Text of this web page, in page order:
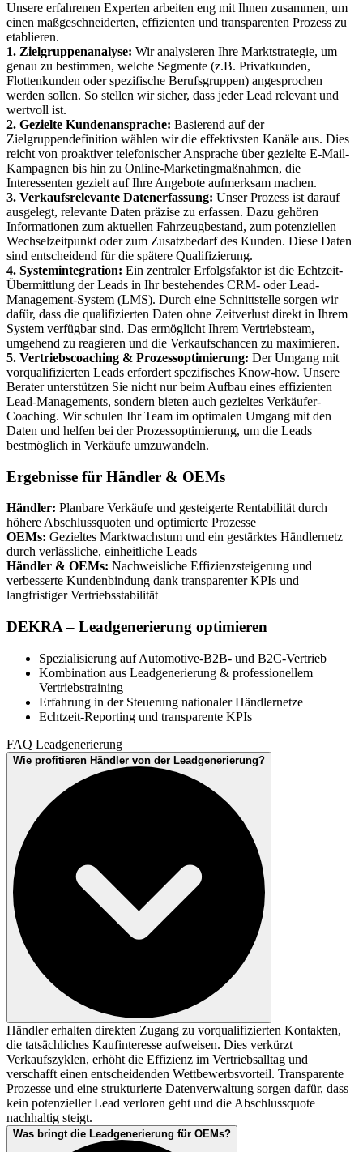
Unsere erfahrenen Experten arbeiten eng mit Ihnen zusammen, um
einen maßgeschneiderten, effizienten und transparenten Prozess zu
etablieren.
1. Zielgruppenanalyse: Wir analysieren Ihre Marktstrategie, um
genau zu bestimmen, welche Segmente (z.B. Privatkunden,
Flottenkunden oder spezifische Berufsgruppen) angesprochen
werden sollen. So stellen wir sicher, dass jeder Lead relevant und
wertvoll ist.
2. Gezielte Kundenansprache: Basierend auf der
Zielgruppendefinition wählen wir die effektivsten Kanäle aus. Dies
reicht von proaktiver telefonischer Ansprache über gezielte E-Mail-
Kampagnen bis hin zu Online-Marketingmaßnahmen, die
Interessenten gezielt auf Ihre Angebote aufmerksam machen.
3. Verkaufsrelevante Datenerfassung: Unser Prozess ist darauf
ausgelegt, relevante Daten präzise zu erfassen. Dazu gehören
Informationen zum aktuellen Fahrzeugbestand, zum potenziellen
Wechselzeitpunkt oder zum Zusatzbedarf des Kunden. Diese Daten
sind entscheidend für die spätere Qualifizierung.
4. Systemintegration: Ein zentraler Erfolgsfaktor ist die Echtzeit-
Übermittlung der Leads in Ihr bestehendes CRM- oder Lead-
Management-System (LMS). Durch eine Schnittstelle sorgen wir
dafür, dass die qualifizierten Daten ohne Zeitverlust direkt in Ihrem
System verfügbar sind. Das ermöglicht Ihrem Vertriebsteam,
umgehend zu reagieren und die Verkaufschancen zu maximieren.
5. Vertriebscoaching & Prozessoptimierung: Der Umgang mit
vorqualifizierten Leads erfordert spezifisches Know-how. Unsere
Berater unterstützen Sie nicht nur beim Aufbau eines effizienten
Lead-Managements, sondern bieten auch gezieltes Verkäufer-
Coaching. Wir schulen Ihr Team im optimalen Umgang mit den
Daten und helfen bei der Prozessoptimierung, um die Leads
bestmöglich in Verkäufe umzuwandeln.
Ergebnisse für Händler & OEMs
Händler: Planbare Verkäufe und gesteigerte Rentabilität durch
höhere Abschlussquoten und optimierte Prozesse
OEMs: Gezieltes Marktwachstum und ein gestärktes Händlernetz
durch verlässliche, einheitliche Leads
Händler & OEMs: Nachweisliche Effizienzsteigerung und
verbesserte Kundenbindung dank transparenter KPIs und
langfristiger Vertriebsstabilität
DEKRA – Leadgenerierung optimieren
Spezialisierung auf Automotive-B2B- und B2C-Vertrieb
Kombination aus Leadgenerierung & professionellem
Vertriebstraining
Erfahrung in der Steuerung nationaler Händlernetze
Echtzeit-Reporting und transparente KPIs
FAQ Leadgenerierung
Wie profitieren Händler von der Leadgenerierung?
Händler erhalten direkten Zugang zu vorqualifizierten Kontakten,
die tatsächliches Kaufinteresse aufweisen. Dies verkürzt
Verkaufszyklen, erhöht die Effizienz im Vertriebsalltag und
verschafft einen entscheidenden Wettbewerbsvorteil. Transparente
Prozesse und eine strukturierte Datenverwaltung sorgen dafür, dass
kein potenzieller Lead verloren geht und die Abschlussquote
nachhaltig steigt.
Was bringt die Leadgenerierung für OEMs?